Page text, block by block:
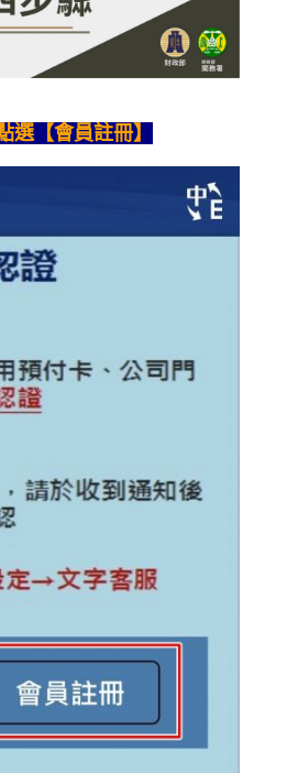
【會員註冊】